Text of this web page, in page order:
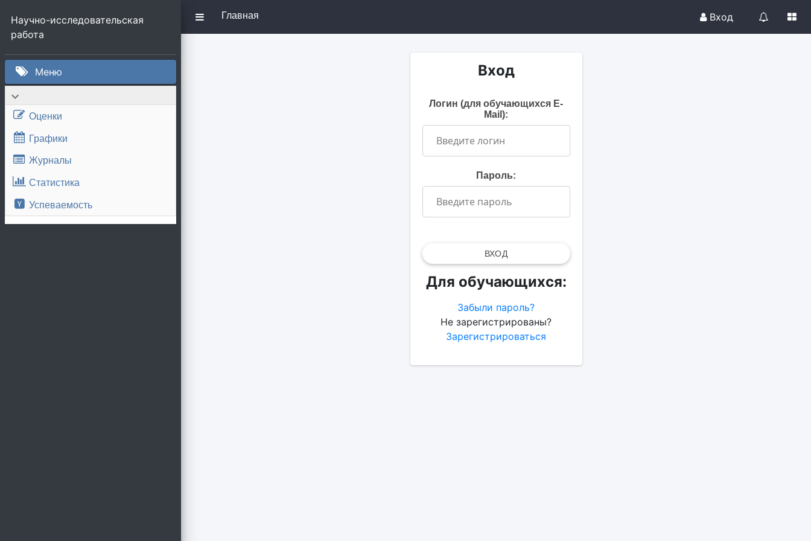
Главная Вход
Научно-исследовательская
работа
Меню
Оценки
Графики
Журналы
Статистика
Успеваемость
Вход
Логин (для обучающихся E-
Mail):
Пароль:
ВХОД
Для обучающихся:
Забыли пароль?
Не зарегистрированы?
Зарегистрироваться